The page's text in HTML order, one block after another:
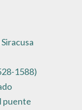
1588)
puente